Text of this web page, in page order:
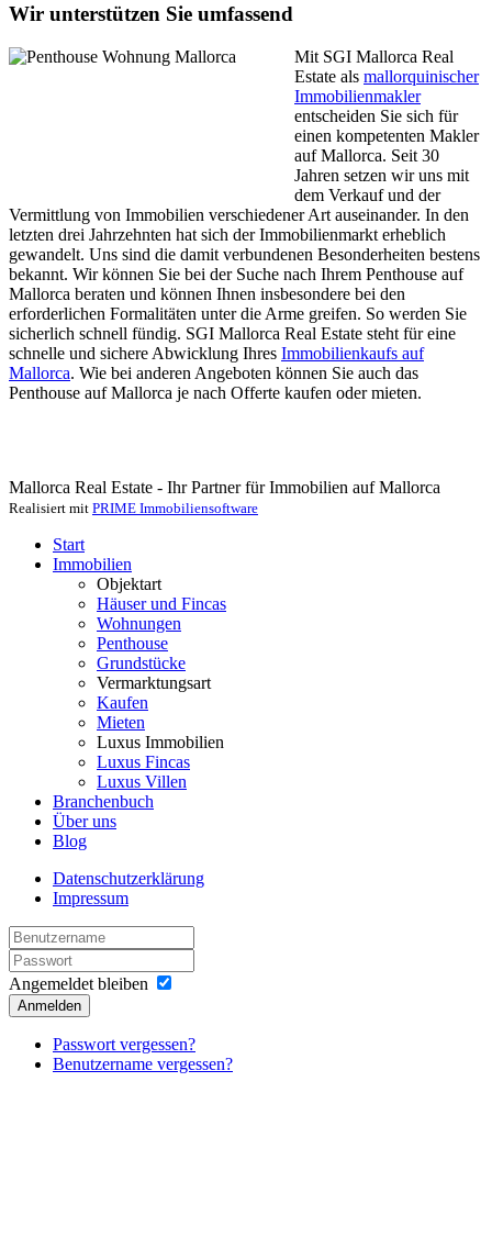
Wir unterstützen Sie umfassend
Mit SGI Mallorca Real
Estate als mallorquinischer
Immobilienmakler
entscheiden Sie sich für
einen kompetenten Makler
auf Mallorca. Seit 30
Jahren setzen wir uns mit
dem Verkauf und der
Vermittlung von Immobilien verschiedener Art auseinander. In den
letzten drei Jahrzehnten hat sich der Immobilienmarkt erheblich
gewandelt. Uns sind die damit verbundenen Besonderheiten bestens
bekannt. Wir können Sie bei der Suche nach Ihrem Penthouse auf
Mallorca beraten und können Ihnen insbesondere bei den
erforderlichen Formalitäten unter die Arme greifen. So werden Sie
sicherlich schnell fündig. SGI Mallorca Real Estate steht für eine
schnelle und sichere Abwicklung Ihres Immobilienkaufs auf
Mallorca. Wie bei anderen Angeboten können Sie auch das
Penthouse auf Mallorca je nach Offerte kaufen oder mieten.
Mallorca Real Estate - Ihr Partner für Immobilien auf Mallorca
Realisiert mit PRIME Immobiliensoftware
Start
Immobilien
Objektart
Häuser und Fincas
Wohnungen
Penthouse
Grundstücke
Vermarktungsart
Kaufen
Mieten
Luxus Immobilien
Luxus Fincas
Luxus Villen
Branchenbuch
Über uns
Blog
Datenschutzerklärung
Impressum
Angemeldet bleiben
Anmelden
Passwort vergessen?
Benutzername vergessen?